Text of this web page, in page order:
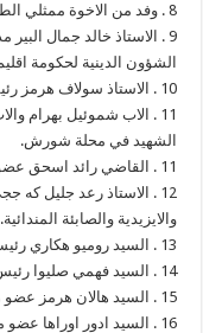
8 . وفد من الاخوة ممثلي الطائفة الايزيدية.
9 . الاستاذ خالد جمال
الشؤون الدينية لحكومة
10 . الاستاذ سولاف هرمز رئيس بلدية عينكاوة.
11 . الاب شموئيل بهرام
الشهيد في محلة شورش.
11 . القاضي رائد اسحق عضو البرلمان العراقي.
12 . الاستاذ رعد جليل كه
والايزيدية والصابئة المندائية.
13 . السيد روميو هكاري رئيس حزب بيت نهرين الديمقراطي .
14 . السيد فهمي صليوا رئيس تربية اطراف عينكاوة.
15 . السيد هالان هرمز عضو مجلس محافظة اربيل.
16 . السيد ادور اوراها عضو مجلس محافظة كركوك.